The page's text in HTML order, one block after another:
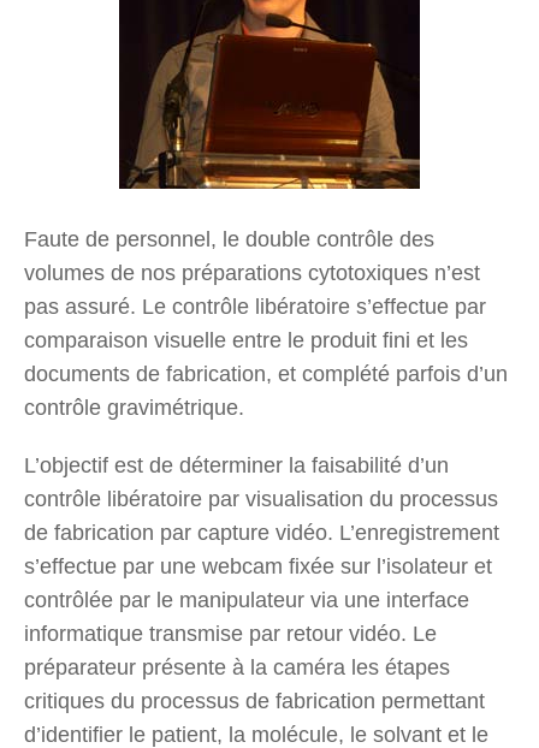
Faute de personnel, le double contrôle des
volumes de nos préparations cytotoxiques n’est
pas assuré. Le contrôle libératoire s’effectue par
comparaison visuelle entre le produit fini et les
documents de fabrication, et complété parfois d’un
contrôle gravimétrique.
L’objectif est de déterminer la faisabilité d’un
contrôle libératoire par visualisation du processus
de fabrication par capture vidéo. L’enregistrement
s’effectue par une webcam fixée sur l’isolateur et
contrôlée par le manipulateur via une interface
informatique transmise par retour vidéo. Le
préparateur présente à la caméra les étapes
critiques du processus de fabrication permettant
d’identifier le patient, la molécule, le solvant et le